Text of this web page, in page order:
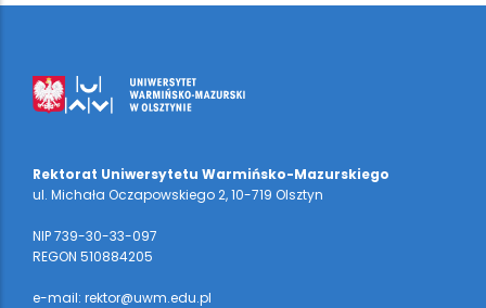
Rektorat Uniwersytetu Warmińsko-Mazurskiego
ul. Michała Oczapowskiego 2, 10-719 Olsztyn
NIP 739-30-33-097
REGON 510884205
e-mail: rektor@uwm.edu.pl